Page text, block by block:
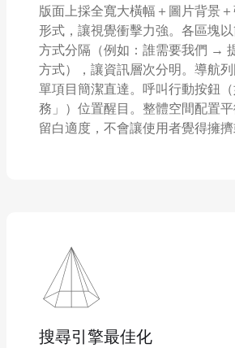
版面上採全寬大橫幅＋圖片背景
形式，讓視覺衝擊力強。各區塊
方式分隔（例如：誰需要我們 →
方式），讓資訊層次分明。導航
單項目簡潔直達。呼叫行動按鈕
務」）位置醒目。整體空間配置
留白適度，不會讓使用者覺得擁擠
搜尋引擎最佳化